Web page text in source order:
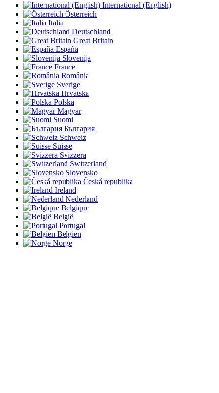
International (English)
Österreich
Italia
Deutschland
Great Britain
España
Slovenija
France
România
Sverige
Hrvatska
Polska
Magyar
Suomi
България
Schweiz
Suisse
Svizzera
Switzerland
Slovensko
Česká republika
Ireland
Nederland
Belgique
België
Portugal
Belgien
Norge